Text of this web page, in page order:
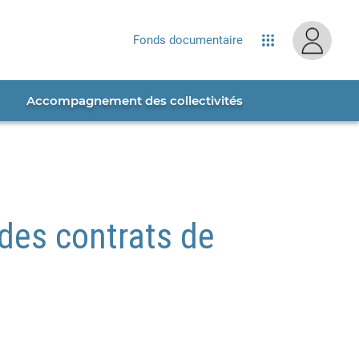
Fonds documentaire Applications
Accompagnement des collectivités
contrats de